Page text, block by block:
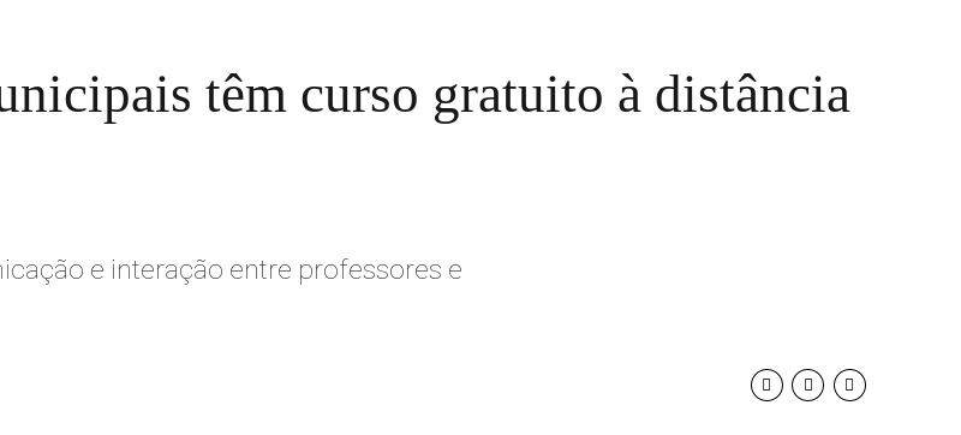
têm curso gratuito à distância
e interação entre professores e